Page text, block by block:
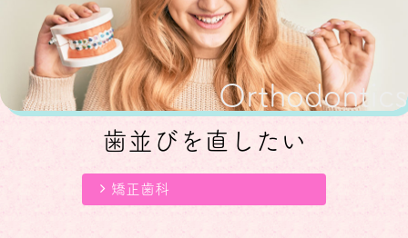
お願い致します。
2025.01.24
【２月臨時休診日のお知らせ】
研修のため、下記日程が休診となります。
１５日(土)
ご不便をおかけしますが、ご了承のほど何卒宜しく
研修のため、下記日程が休診となります。
Orthodontics
歯並びを直したい
矯正歯科